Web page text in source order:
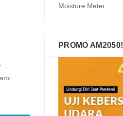
PROMO AM2050!